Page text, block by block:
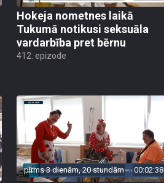
Hokeja nometnes laikā
Tukumā notikusi seksuāla
vardarbība pret bērnu
412. epizode
pirms 3 dienām, 20 stundām 00:02:38